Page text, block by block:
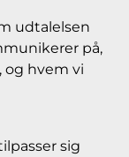
udtalelsen
på,
hvem vi
sig